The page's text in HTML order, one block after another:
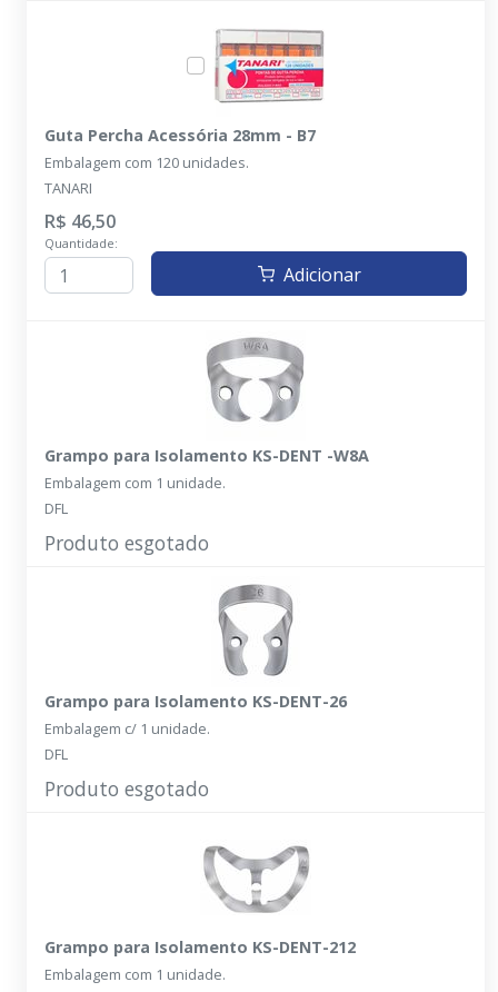
Guta Percha Acessória 28mm - B7
Embalagem com 120 unidades.
TANARI
R$ 46,50
Quantidade:
Adicionar
Grampo para Isolamento KS-DENT -W8A
Embalagem com 1 unidade.
DFL
Produto esgotado
Grampo para Isolamento KS-DENT-26
Embalagem c/ 1 unidade.
DFL
Produto esgotado
Grampo para Isolamento KS-DENT-212
Embalagem com 1 unidade.